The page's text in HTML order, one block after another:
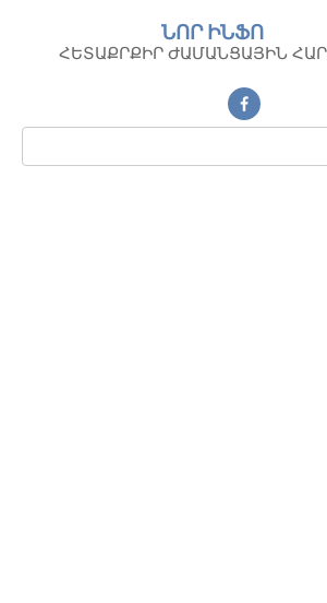
контенту
ՆՈՐ ԻՆՖՈ
ՀԵՏԱՔՐՔԻՐ ԺԱՄԱՆՑԱՅԻՆ
Поиск: